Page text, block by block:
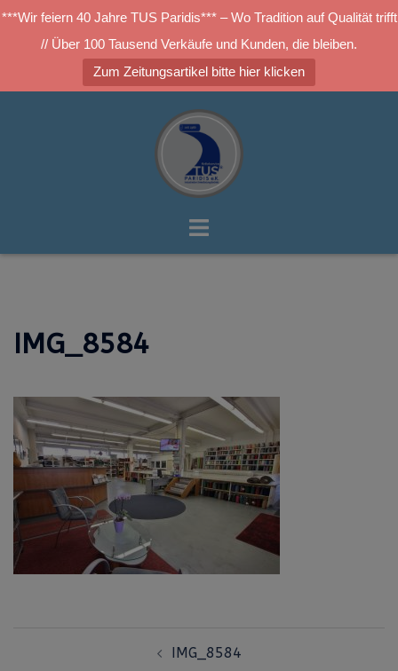
***Wir feiern 40 Jahre TUS Paridis*** – Wo Tradition auf Qualität trifft
// Über 100 Tausend Verkäufe und Kunden, die bleiben.
Zum Zeitungsartikel bitte hier klicken
Menü
IMG_8584
IMG_8584